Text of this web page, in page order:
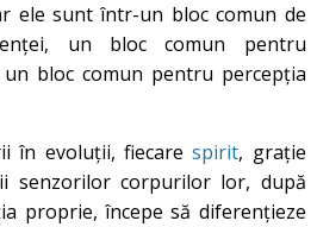
ele sunt într-un bloc comun de
un bloc comun pentru
bloc comun pentru percepția
în evoluţii, fiecarespirit, graţie
senzorilor corpurilor lor, după
proprie, începe să diferenţieze